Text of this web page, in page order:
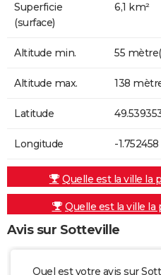
Superficie
(surface)
6,1 km²
Altitude min. 55
Altitude max. 138
Latitude
Longitude -1.752458
Quelle est la ville la
Quelle est la ville la
Avis sur Sotteville
Quel est votre avis sur